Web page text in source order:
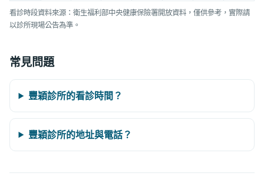
看診時段資料來源：衛生福利部中央健康保險署開放資料，僅供參考，實際請
以診所現場公告為準。
常見問題
豐穎診所的看診時間？
豐穎診所的地址與電話？